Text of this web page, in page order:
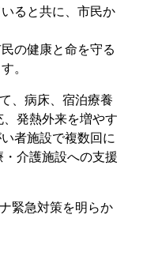
ると共に、市民か
の健康と命を守る
。
、病床、宿泊療養
発熱外来を増やす
者施設で複数回に
介護施設への支援
緊急対策を明らか